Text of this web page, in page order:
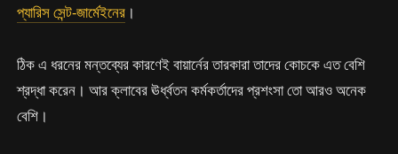
প্যারিস সেন্ট-জার্মেইনের ।
ঠিক এ ধরনের মন্তব্যের কারণেই বায়ার্নের তারকারা তাদের কোচকে এত বেশি
শ্রদ্ধা করেন। আর ক্লাবের ঊর্ধ্বতন কর্মকর্তাদের প্রশংসা তো আরও অনেক
বেশি।